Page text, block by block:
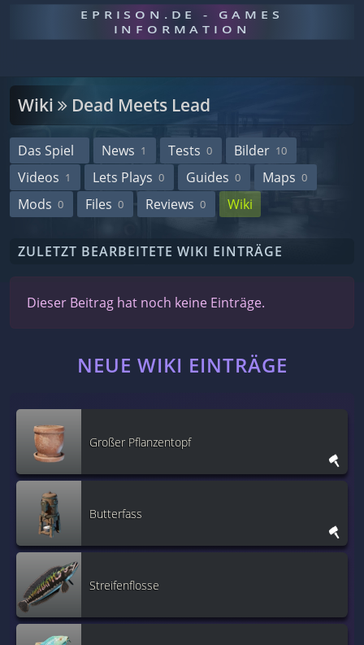
EPRISON.DE - GAMES
INFORMATION
Wiki Dead Meets Lead
Das Spiel News 1 Tests 0 Bilder 10
Videos 1 Lets Plays 0 Guides 0 Maps 0
Mods 0 Files 0 Reviews 0 Wiki
ZULETZT BEARBEITETE WIKI EINTRÄGE
Dieser Beitrag hat noch keine Einträge.
NEUE WIKI EINTRÄGE
Großer Pflanzentopf
Butterfass
Streifenflosse